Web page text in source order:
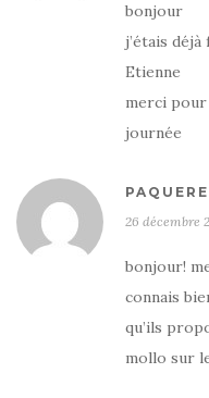
bonjour
j’étais
Etienne
merci pour
journée
26 décembre
bonjour!
connais
qu’ils
mollo sur